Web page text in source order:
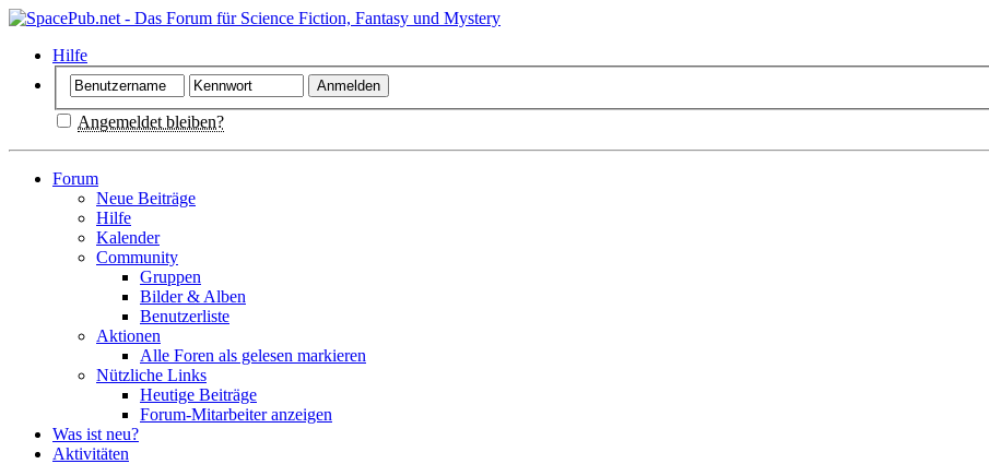
Hilfe
Angemeldet bleiben?
Forum
Neue Beiträge
Hilfe
Kalender
Community
Gruppen
Bilder & Alben
Benutzerliste
Aktionen
Alle Foren als gelesen markieren
Nützliche Links
Heutige Beiträge
Forum-Mitarbeiter anzeigen
Was ist neu?
Aktivitäten